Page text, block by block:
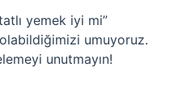
yemek iyi mi”
umuyoruz.
unutmayın!